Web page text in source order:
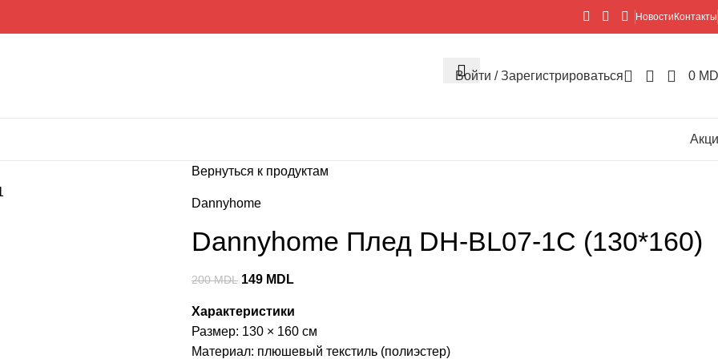
Новости Контакты
Войти / Зарегистрироваться 0
Вернуться к продуктам
Dannyhome
Dannyhome Плед DH-BL07-1C (130*160)
200MDL 149 MDL
Характеристики
Размер: 130 × 160 см
Материал: плюшевый текстиль (полиэстер)